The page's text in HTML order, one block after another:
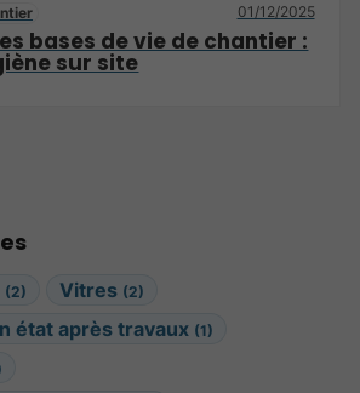
(2) Vitres (2)
état après travaux (1)
01/12/2025
bases de vie de chantier :
sur site